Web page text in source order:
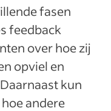
fasen
feedback
over hoe zij
opviel en
kun
andere